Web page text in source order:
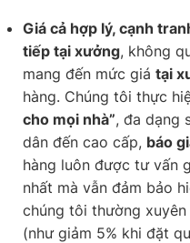
Giá cả hợp lý, cạnh
tiếp tại xưởng, không
mang đến mức giá tại
hàng. Chúng tôi thực
cho mọi nhà”, đa dạng
dân đến cao cấp, báo
hàng luôn được tư vấn
nhất mà vẫn đảm bảo
chúng tôi thường xuyên
(như giảm 5% khi đặt